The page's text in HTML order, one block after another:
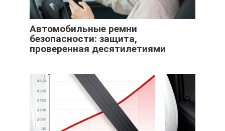
Автомобильные ремни
безопасности: защита,
проверенная десятилетиями